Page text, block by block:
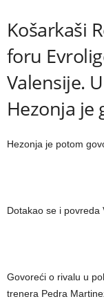
Košarkaši
foru
Valensije.
Hezonja je
Hezonja je potom
Dotakao se i povreda
Govoreći o rivalu u
trenera Pedra